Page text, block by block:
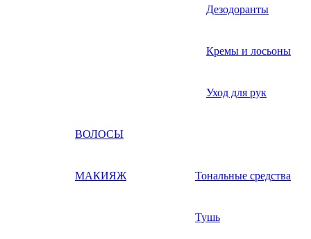
Дезодоранты
Кремы и лосьоны
Уход для рук
ВОЛОСЫ
МАКИЯЖ Тональные средства
Тушь